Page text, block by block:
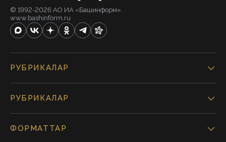
© 1992-2026 АО ИА «Башинформ».
www.bashinform.ru
РУБРИКАЛАР
РУБРИКАЛАР
ФОРМАТТАР